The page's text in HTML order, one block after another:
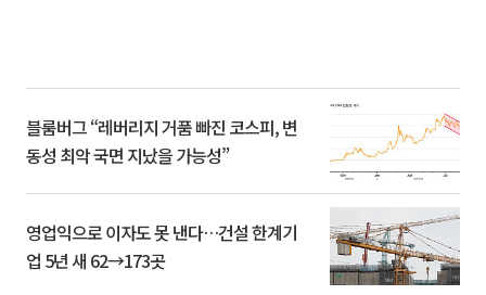
블룸버그 “레버리지 거품 빠진 코스피, 변
동성 최악 국면 지났을 가능성”
영업익으로 이자도 못 낸다…건설 한계기
업 5년 새 62→173곳